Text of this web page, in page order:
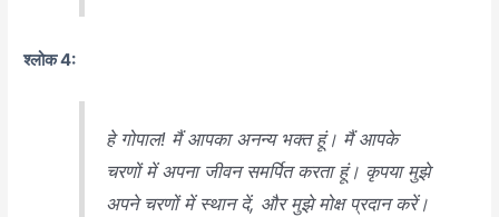
श्लोक 4:
हे गोपाल! मैं आपका अनन्य भक्त हूं। मैं आपके
चरणों में अपना जीवन समर्पित करता हूं। कृपया मुझे
अपने चरणों में स्थान दें, और मुझे मोक्ष प्रदान करें।